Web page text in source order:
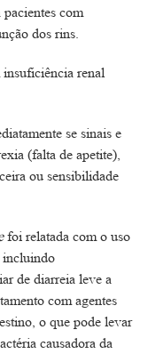
com
dos rins.
insuficiência renal
se sinais e
(falta de apetite),
ou sensibilidade
foi relatada com o uso
incluindo
de diarreia leve a
com agentes
o que pode levar
causadora da